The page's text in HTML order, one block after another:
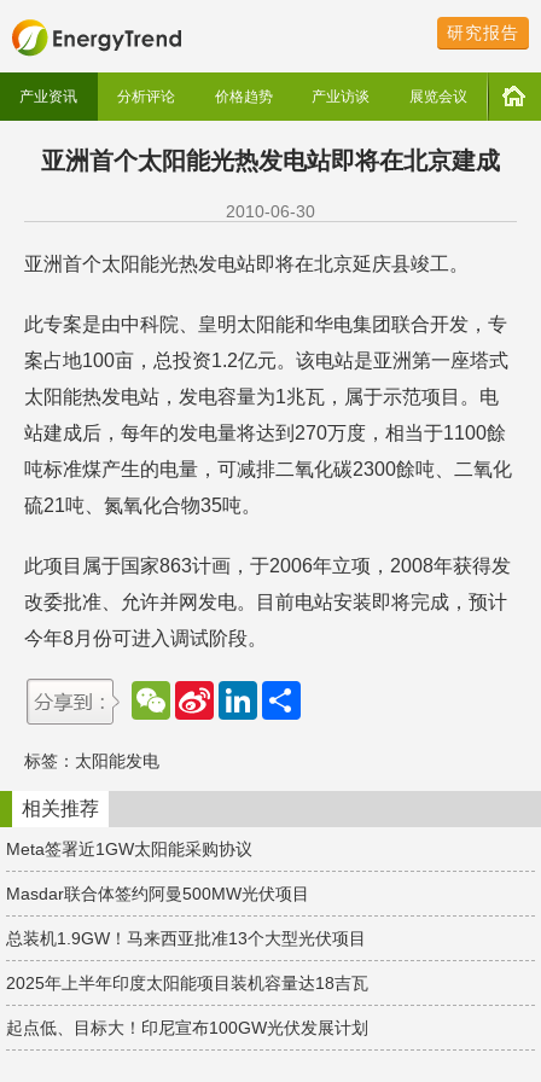
研究报告
产业资讯 分析评论 价格趋势 产业访谈 展览会议
亚洲首个太阳能光热发电站即将在北京建成
2010-06-30
亚洲首个太阳能光热发电站即将在北京延庆县竣工。
此专案是由中科院、皇明太阳能和华电集团联合开发，专
案占地100亩，总投资1.2亿元。该电站是亚洲第一座塔式
太阳能热发电站，发电容量为1兆瓦，属于示范项目。电
站建成后，每年的发电量将达到270万度，相当于1100餘
吨标准煤产生的电量，可减排二氧化碳2300餘吨、二氧化
硫21吨、氮氧化合物35吨。
此项目属于国家863计画，于2006年立项，2008年获得发
改委批准、允许并网发电。目前电站安装即将完成，预计
今年8月份可进入调试阶段。
W
e
t
S
e
b
o
L
d
n
标签： 太阳能发电
相关推荐
Meta签署近1GW太阳能采购协议
Masdar联合体签约阿曼500MW光伏项目
总装机1.9GW！​马来西亚批准13个大型光伏项目
2025年上半年印度太阳能项目装机容量达18吉瓦
起点低、目标大！印尼宣布100GW光伏发展计划